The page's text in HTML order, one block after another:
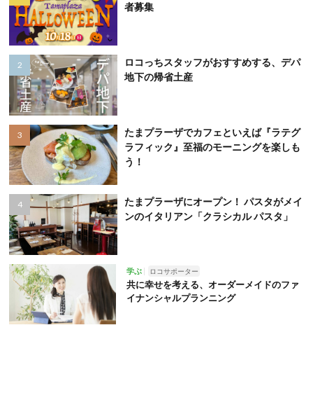
者募集
ロコっちスタッフがおすすめする、デパ
地下の帰省土産
たまプラーザでカフェといえば『ラテグ
ラフィック』至福のモーニングを楽しも
う！
たまプラーザにオープン！ パスタがメイ
ンのイタリアン「クラシカル パスタ」
学ぶ ロコサポーター
共に幸せを考える、オーダーメイドのファ
イナンシャルプランニング